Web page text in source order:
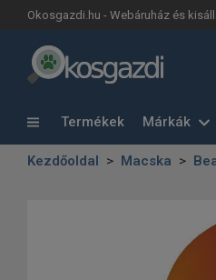
Okosgazdi.hu - Webáruház és
Termékek Márkák
Kezdőoldal Macska